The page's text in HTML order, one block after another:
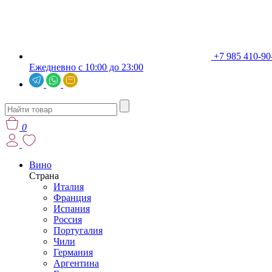
+7 985 410-
Ежедневно с 10:00 до 23:00
0
Вино
Страна
Италия
Франция
Испания
Россия
Португалия
Чили
Германия
Аргентина